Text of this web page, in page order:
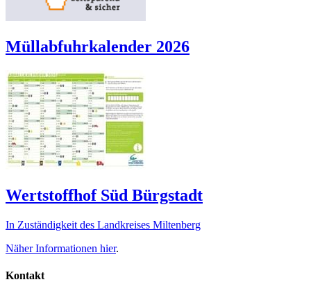
Müllabfuhrkalender 2026
Wertstoffhof Süd Bürgstadt
In Zuständigkeit des Landkreises Miltenberg
Näher Informationen hier.
Kontakt